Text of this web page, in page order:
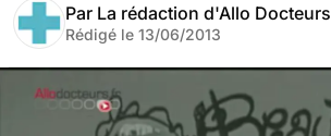
Par La rédaction d'Allo Docteurs
Rédigé le 13/06/2013